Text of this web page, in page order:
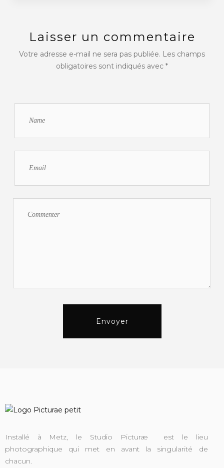
Laisser un commentaire
Votre adresse e-mail ne sera pas publiée. Les champs
obligatoires sont indiqués avec *
Installé à Metz, le Studio Picturæ est le lieu
photographique qui met en avant la singularité de
chacun.